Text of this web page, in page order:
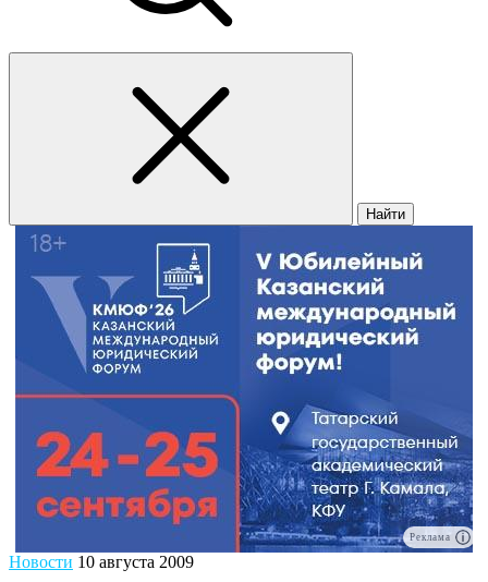
Найти
Реклама
Новости 10 августа 2009